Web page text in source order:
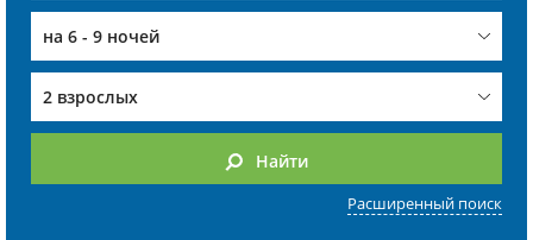
на 6 - 9 ночей
2 взрослых
Найти
Расширенный поиск